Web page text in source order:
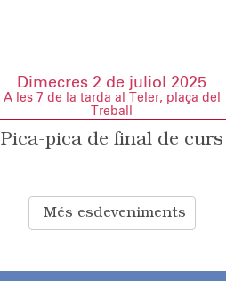
Dimecres 2 de juliol 2025
A les 7 de la tarda al Teler, plaça del
Treball
Pica-pica de final de curs
Més esdeveniments